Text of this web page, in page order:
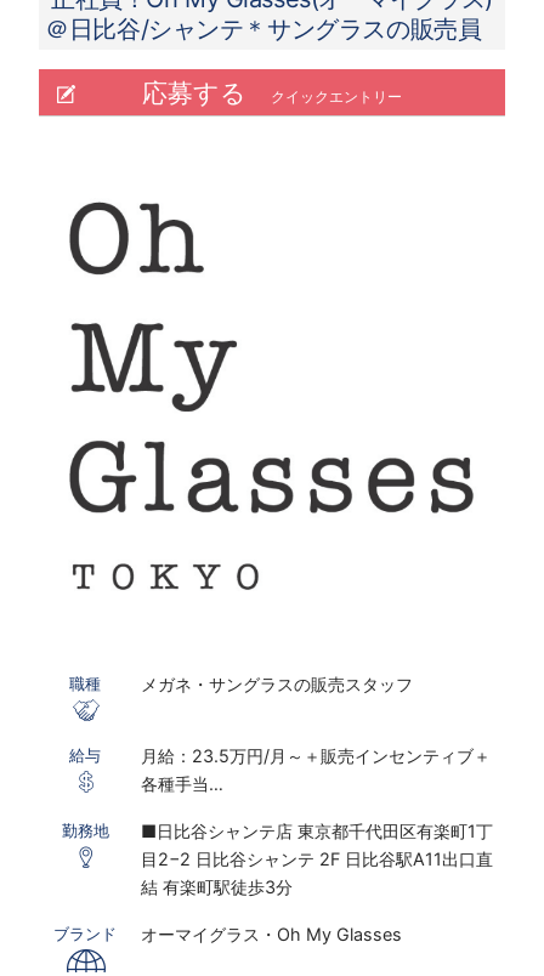
＠日比谷/シャンテ＊サングラスの販売員
応募する クイックエントリー
職種 メガネ・サングラスの販売スタッフ
給与
月給：23.5万円/月～＋販売インセンティブ＋
各種手当
※インセンティブ2023年度上期実績：販売職全
体平均：月額23,610円、店長以上平均：月額
72,703円
※固定残業代30時間～45時間分相当／月を含む
勤務地
■日比谷シャンテ店 東京都千代田区有楽町1丁
目2−2 日比谷シャンテ 2F 日比谷駅A11出口直
結 有楽町駅徒歩3分
ブランド オーマイグラス・Oh My Glasses